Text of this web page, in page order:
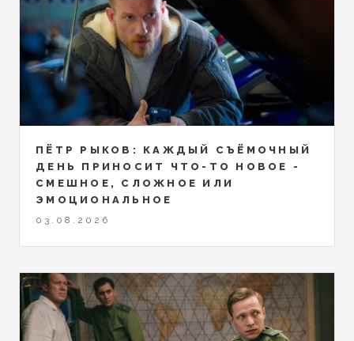
ПЁТР РЫКОВ: КАЖДЫЙ СЪЁМОЧНЫЙ
ДЕНЬ ПРИНОСИТ ЧТО-ТО НОВОЕ -
СМЕШНОЕ, СЛОЖНОЕ ИЛИ
ЭМОЦИОНАЛЬНОЕ
03.08.2026